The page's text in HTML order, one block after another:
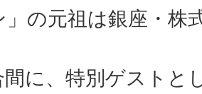
」の元祖は銀座・株
に、特別ゲストと